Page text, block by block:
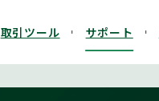
取引ツール サポート